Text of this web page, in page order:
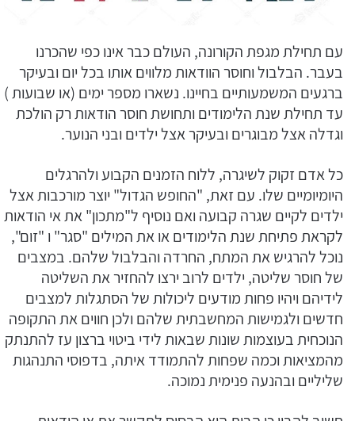
עם תחילת מגפת הקורונה, העולם כבר אינו כפי שהכרנו
בעבר. הבלבול וחוסר הוודאות מלווים אותו בכל יום ובעיקר
ברגעים המשמעותיים בחיינו. נשארו מספר ימים (או שבועות )
עד תחילת שנת הלימודים ותחושת חוסר הודאות רק הולכת
וגדלה אצל מבוגרים ובעיקר אצל ילדים ובני הנוער.
כל אדם זקוק לשיגרה, ללוח הזמנים הקבוע ולהרגלים
היומיומיים שלו. עם זאת, "החופש הגדול" יוצר מורכבות אצל
ילדים לקיים שגרה קבועה ואם נוסיף ל"מתכון" את אי הודאות
לקראת פתיחת שנת הלימודים או את המילים "סגר" ו "זום",
נוכל להרגיש את המתח, החרדה והבלבול שלהם. במצבים
של חוסר שליטה, ילדים לרוב ירצו להחזיר את השליטה
לידיהם ויהיו פחות מודעים ליכולות של הסתגלות למצבים
חדשים ולגמישות המחשבתית שלהם ולכן חווים את התקופה
הנוכחית בעוצמות שונות שבאות לידי ביטוי ברצון עז להתנתק
מהמציאות וכמה שפחות להתמודד איתה, בדפוסי התנהגות
שליליים ובהנעה פנימית נמוכה.